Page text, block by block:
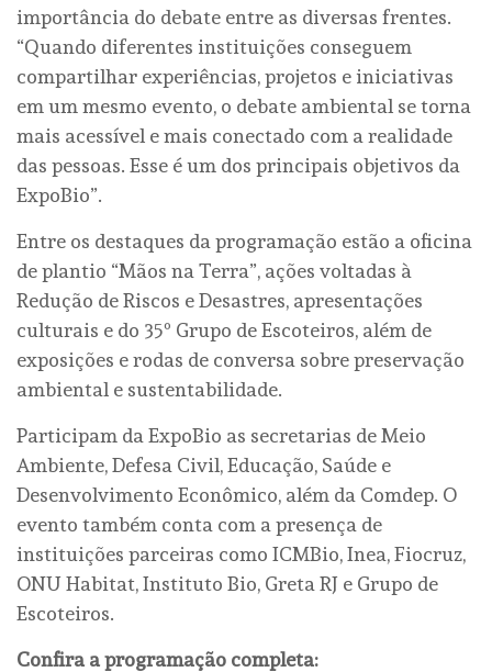
importância do debate entre as diversas frentes.
“Quando diferentes instituições conseguem
compartilhar experiências, projetos e iniciativas
em um mesmo evento, o debate ambiental se torna
mais acessível e mais conectado com a realidade
das pessoas. Esse é um dos principais objetivos da
ExpoBio”.
Entre os destaques da programação estão a oficina
de plantio “Mãos na Terra”, ações voltadas à
Redução de Riscos e Desastres, apresentações
culturais e do 35º Grupo de Escoteiros, além de
exposições e rodas de conversa sobre preservação
ambiental e sustentabilidade.
Participam da ExpoBio as secretarias de Meio
Ambiente, Defesa Civil, Educação, Saúde e
Desenvolvimento Econômico, além da Comdep. O
evento também conta com a presença de
instituições parceiras como ICMBio, Inea, Fiocruz,
ONU Habitat, Instituto Bio, Greta RJ e Grupo de
Escoteiros.
Confira a programação completa: